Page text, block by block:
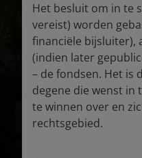
Het besluit om in te
vereist) worden
financiële bijsluiter),
(indien later
– de fondsen. Het is
degene die wenst in
te winnen over en
rechtsgebied.